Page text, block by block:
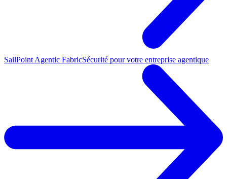
SailPoint Agentic FabricSécurité pour votre entreprise agentique